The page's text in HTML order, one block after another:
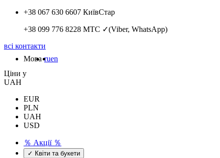
+38 067 630 6607 КиївСтар
+38 099 776 8228 МТС ✓(Viber, WhatsApp)
всі контакти
Мова ruen
Цiни у
UAH
EUR
PLN
UAH
USD
％ Акції ％
✓ Квіти та букети